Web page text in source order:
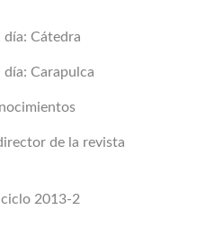
día: Cátedra
día: Carapulca
de la revista
ciclo 2013-2